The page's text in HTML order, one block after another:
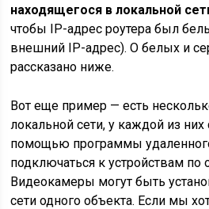
находящегося в локальной
чтобы IP-адрес роутера был
внешний IP-адрес). О белых и
рассказано ниже.
Вот еще пример — есть
локальной сети, у каждой из
помощью программы
подключаться к устройствам по
Видеокамеры могут быть
сети одного объекта. Если мы